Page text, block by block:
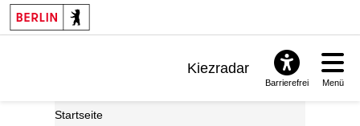
Kiezradar
Barrierefrei Menü
Startseite